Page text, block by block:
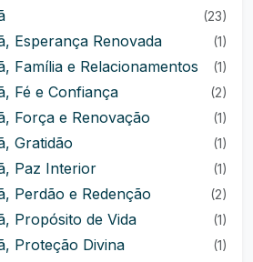
(23)
Esperança Renovada (1)
Família e Relacionamentos (1)
Fé e Confiança (2)
Força e Renovação (1)
Gratidão (1)
Paz Interior (1)
Perdão e Redenção (2)
Propósito de Vida (1)
Proteção Divina (1)